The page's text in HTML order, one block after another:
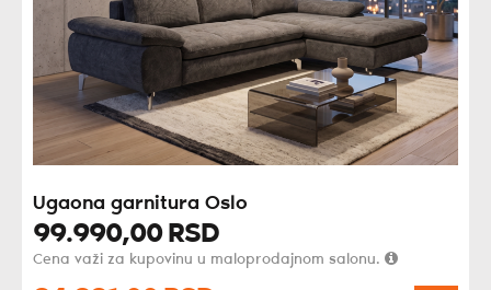
Ugaona garnitura Oslo
99.990,00 RSD
Cena važi za kupovinu u maloprodajnom salonu.